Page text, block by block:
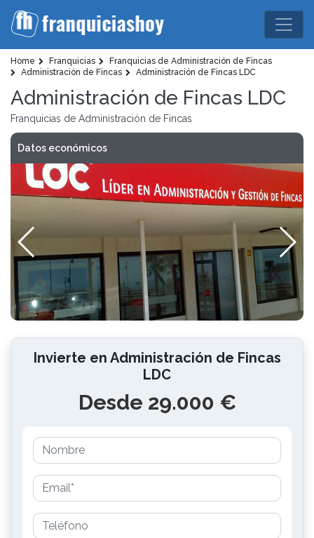
Home Franquicias
Franquicias de Administración de Fincas
Administración de Fincas
Administración de Fincas LDC
Administración de Fincas LDC
Franquicias de Administración de Fincas
Datos económicos
Invierte en Administración de Fincas
LDC
Desde 29.000 €